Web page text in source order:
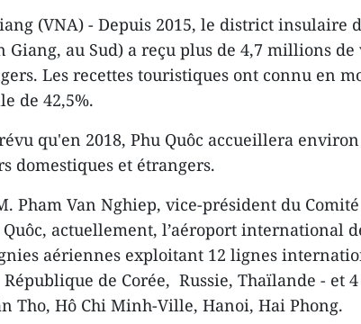
(VNA) - Depuis 2015, le district insulaire
Giang, au Sud) a reçu plus de 4,7 millions
Les recettes touristiques ont connu en
de 42,5%.
qu'en 2018, Phu Quôc accueillera
domestiques et étrangers.
Pham Van Nghiep, vice-président du
Quôc, actuellement, l’aéroport international
aériennes exploitant 12 lignes
de Corée, Russie, Thaïlande - et
Tho, Hô Chi Minh-Ville, Hanoi, Hai Phong.